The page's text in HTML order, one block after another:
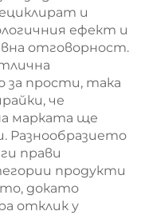
и
ефект и
отговорност.
за прости, така
че
марката ще
Разнообразието
прави
продукти
докато
отклик у